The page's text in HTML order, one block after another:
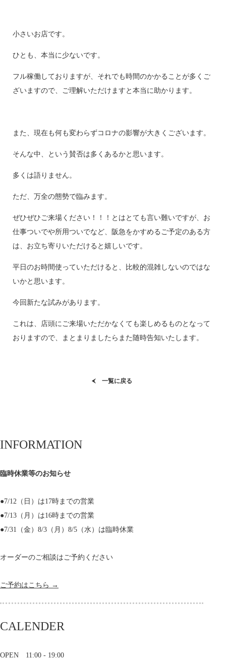
小さいお店です。
ひとも、本当に少ないです。
フル稼働しておりますが、それでも時間のかかることが多くご
ざいますので、ご理解いただけますと本当に助かります。
また、現在も何も変わらずコロナの影響が大きくございます。
そんな中、という賛否は多くあるかと思います。
多くは語りません。
ただ、万全の態勢で臨みます。
ぜひぜひご来場ください！！！とはとても言い難いですが、お
仕事ついでや所用ついでなど、阪急をかすめるご予定のある方
は、お立ち寄りいただけると嬉しいです。
平日のお時間使っていただけると、比較的混雑しないのではな
いかと思います。
今回新たな試みがあります。
これは、店頭にご来場いただかなくても楽しめるものとなって
おりますので、まとまりましたらまた随時告知いたします。
一覧に戻る
INFORMATION
臨時休業等のお知らせ
●7/12（日）は17時までの営業
●7/13（月）は16時までの営業
●7/31（金）8/3（月）8/5（水）は臨時休業
オーダーのご相談はご予約ください
ご予約はこちら →
CALENDER
OPEN 11:00 - 19:00